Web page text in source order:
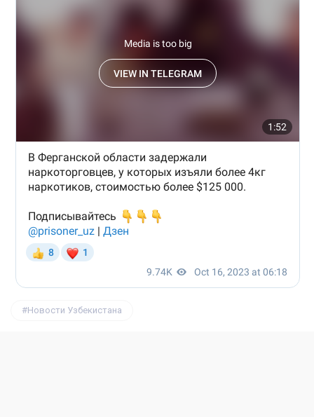
Новости Узбекистана